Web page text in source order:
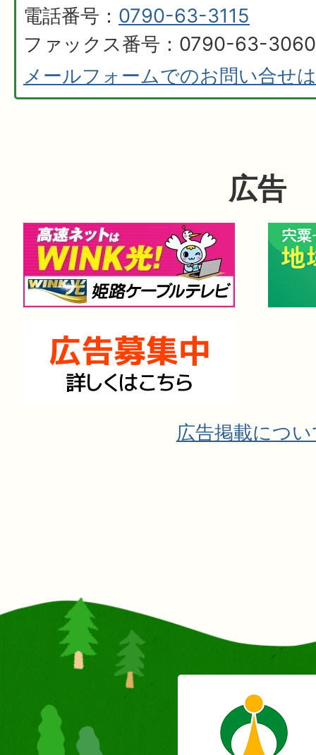
電話番号： 0790-63-3115
ファックス番号：0790-63-3060
メールフォームでのお問い合せ
広告
広告掲載につ